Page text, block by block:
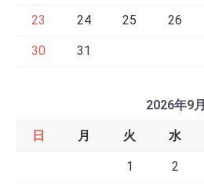
23 24 25 26
30 31
2026年9月
日 月 火 水
1 2